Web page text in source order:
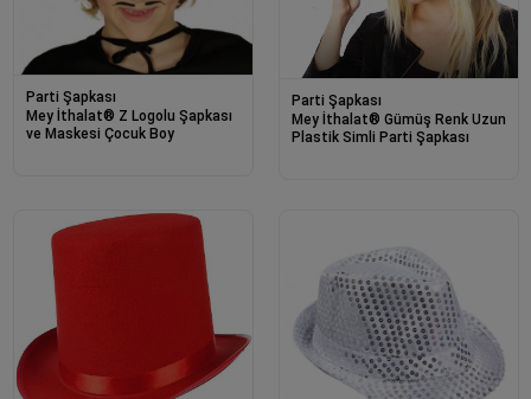
Parti Şapkası
Mey İthalat® Z Logolu Şapkası
ve Maskesi Çocuk Boy
Parti Şapkası
Mey İthalat® Gümüş Renk Uzun
Plastik Simli Parti Şapkası